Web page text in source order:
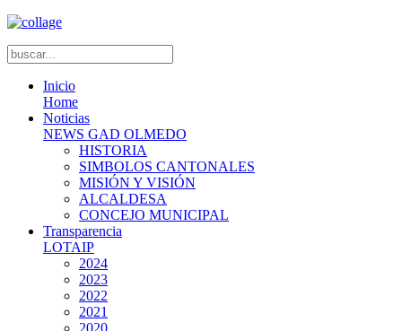
Inicio
Home
Noticias
NEWS GAD OLMEDO
HISTORIA
SIMBOLOS CANTONALES
MISIÓN Y VISIÓN
ALCALDESA
CONCEJO MUNICIPAL
Transparencia
LOTAIP
2024
2023
2022
2021
2020